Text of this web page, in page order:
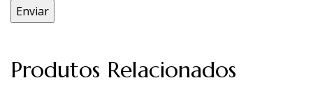
Produtos Relacionados